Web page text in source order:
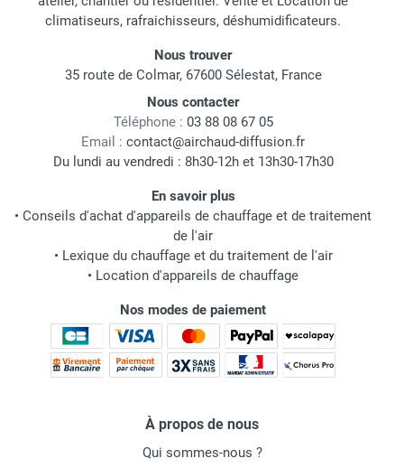
climatiseurs, rafraichisseurs, déshumidificateurs.
Nous trouver
35 route de Colmar, 67600 Sélestat, France
Nous contacter
Téléphone : 03 88 08 67 05
Email : contact@airchaud-diffusion.fr
Du lundi au vendredi : 8h30-12h et 13h30-17h30
En savoir plus
• Conseils d'achat d'appareils de chauffage et de traitement
de l'air
• Lexique du chauffage et du traitement de l'air
• Location d'appareils de chauffage
Nos modes de paiement
À propos de nous
Qui sommes-nous ?